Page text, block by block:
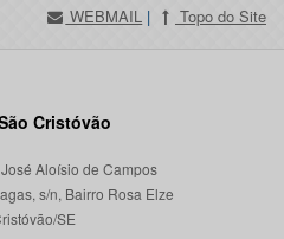
WEBMAIL | Topo do Site
Cristóvão
Aloísio de Campos
s/n, Bairro Rosa Elze
SE